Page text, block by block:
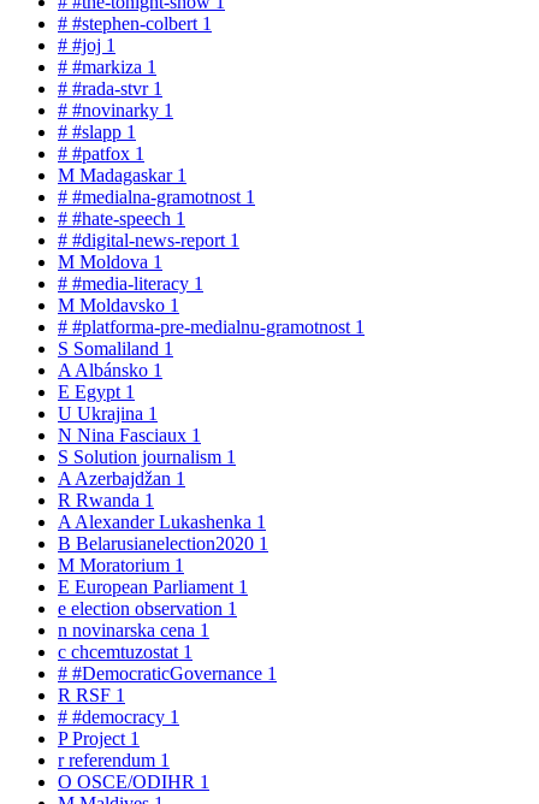
# #stephen-colbert 1
# #joj 1
# #markiza 1
# #rada-stvr 1
# #novinarky 1
# #slapp 1
# #patfox 1
M Madagaskar 1
# #medialna-gramotnost 1
# #hate-speech 1
# #digital-news-report 1
M Moldova 1
# #media-literacy 1
M Moldavsko 1
# #platforma-pre-medialnu-gramotnost 1
S Somaliland 1
A Albánsko 1
E Egypt 1
U Ukrajina 1
N Nina Fasciaux 1
S Solution journalism 1
A Azerbajdžan 1
R Rwanda 1
A Alexander Lukashenka 1
B Belarusianelection2020 1
M Moratorium 1
E European Parliament 1
e election observation 1
n novinarska cena 1
c chcemtuzostat 1
# #DemocraticGovernance 1
R RSF 1
# #democracy 1
PProject 1
rreferendum 1
O OSCE/ODIHR 1